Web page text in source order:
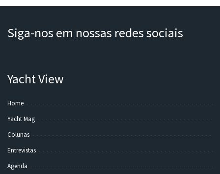
Siga-nos em nossas redes sociais
Yacht View
Home
Yacht Mag
Colunas
Entrevistas
Agenda